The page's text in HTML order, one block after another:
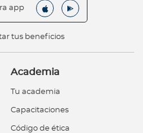
app
tus beneficios
Academia
Tu academia
Capacitaciones
Código de ética